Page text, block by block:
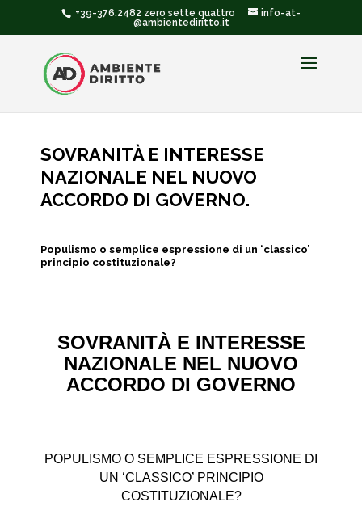
+39-376.2482 zero sette quattro
info-at-
@ambientediritto.it
SOVRANITÀ E INTERESSE
NAZIONALE NEL NUOVO
ACCORDO DI GOVERNO.
Populismo o semplice espressione di un ‘classico’
principio costituzionale?
SOVRANITÀ E INTERESSE
NAZIONALE NEL NUOVO
ACCORDO DI GOVERNO
POPULISMO O SEMPLICE ESPRESSIONE DI
UN ‘CLASSICO’ PRINCIPIO
COSTITUZIONALE?